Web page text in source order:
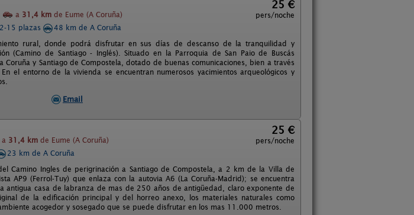
a 31,4 km de Eume (A Coruña)
25 €
pers/noche
2-15 plazas
48 km de A Coruña
rural, donde podrá disfrutar en sus días de descanso de la tranquilidad y
(Camino de Santiago - Inglés). Situado en la Parroquia de San Paio de Buscás
Coruña y Santiago de Compostela, dotado de buenas comunicaciones, bien a través
el entorno de la vivienda se encuentran numerosos yacimientos arqueológicos y
Email
a 31,4 km de Eume (A Coruña)
25 €
pers/noche
23 km de A Coruña
Camino Ingles de perigrinación a Santiago de Compostela, a 2 km de la Villa de
AP9 (Ferrol-Tuy) que enlaza con la autovia A6 (La Coruña-Madrid); se encuentra
antigua casa de labranza de mas de 250 años de antigüedad, claro exponente de
de la edificación principal y del horreo anexo, los materiales naturales como
acogedor y sosegado que se puede disfrutar en los mas 11.000 metros.